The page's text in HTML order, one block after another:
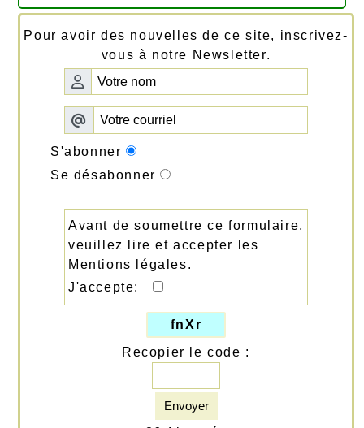
Pour avoir des nouvelles de ce site, inscrivez-
vous à notre Newsletter.
S'abonner
Se désabonner
Avant de soumettre ce formulaire,
veuillez lire et accepter les
Mentions légales.
J'accepte:
fnXr
Recopier le code :
Envoyer